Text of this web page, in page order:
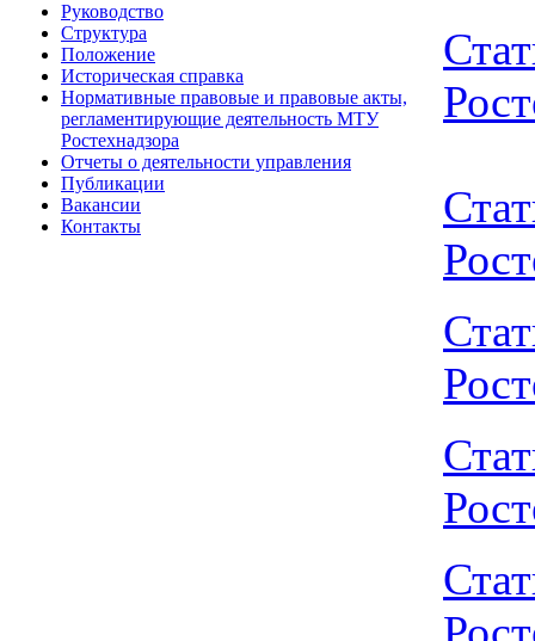
Руководство
Структура
Положение
Историческая справка
Нормативные правовые и правовые акты,
регламентирующие деятельность МТУ
Ростехнадзора
Отчеты о деятельности управления
Публикации
Вакансии
Контакты